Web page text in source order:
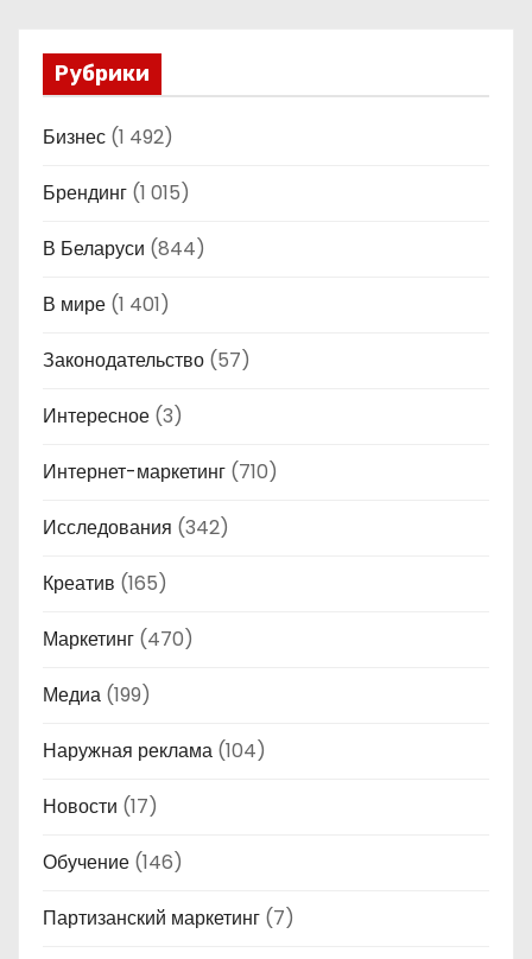
Рубрики
Бизнес (1 492)
Брендинг (1 015)
В Беларуси (844)
В мире (1 401)
Законодательство (57)
Интересное (3)
Интернет-маркетинг (710)
Исследования (342)
Креатив (165)
Маркетинг (470)
Медиа (199)
Наружная реклама (104)
Новости (17)
Обучение (146)
Партизанский маркетинг (7)